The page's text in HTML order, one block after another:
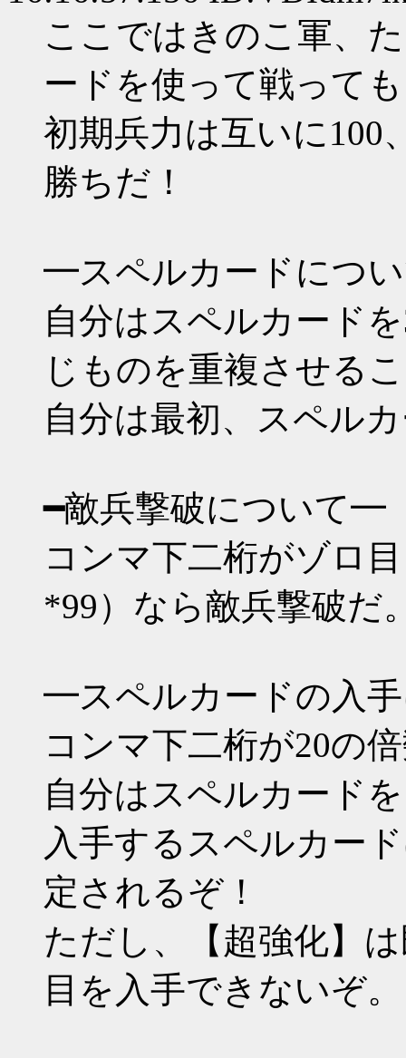
ここではきのこ軍、
ードを使って戦って
初期兵力は互いに100
勝ちだ！
━スペルカードにつ
自分はスペルカード
じものを重複させる
自分は最初、スペル
━敵兵撃破について━
コンマ下二桁がゾロ
*99）なら敵兵撃破だ
━スペルカードの入
コンマ下二桁が20の
自分はスペルカード
入手するスペルカー
定されるぞ！
ただし、【超強化】
目を入手できないぞ。